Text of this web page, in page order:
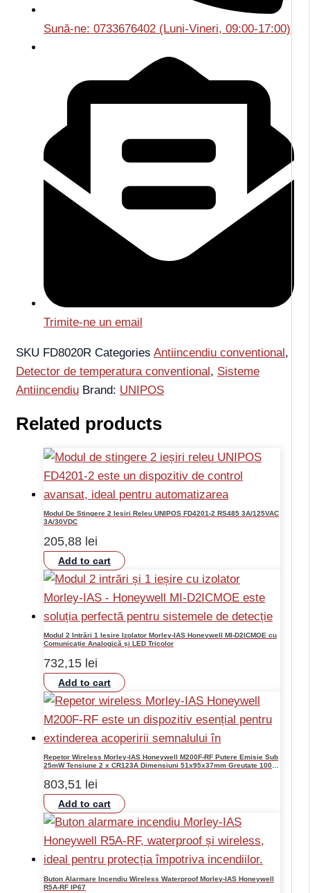
Sună-ne: 0733676402 (Luni-Vineri, 09:00-17:00)
Trimite-ne un email
SKU FD8020R Categories Antiincendiu conventional ,
Detector de temperatura conventional , Sisteme
Antiincendiu Brand: UNIPOS
Related products
Modul De Stingere 2 Iesiri Releu UNIPOS FD4201-2 RS485 3A/125VAC
3A/30VDC
205,88 lei
Add to cart
Modul 2 Intrări 1 Iesire Izolator Morley-IAS Honeywell MI-D2ICMOE cu
Comunicație Analogică și LED Tricolor
732,15 lei
Add to cart
Repetor Wireless Morley-IAS Honeywell M200F-RF Putere Emisie Sub
25mW Tensiune 2 x CR123A Dimensiuni 51x95x37mm Greutate 100g
803,51 lei
Add to cart
Buton Alarmare Incendiu Wireless Waterproof Morley-IAS Honeywell
R5A-RF IP67